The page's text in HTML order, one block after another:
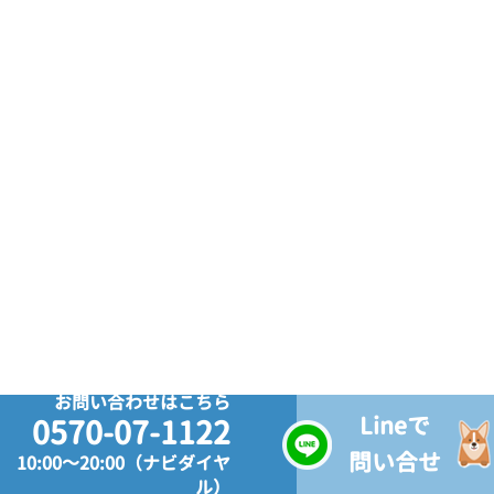
お問い合わせはこちら
0570-07-1122
10:00～20:00（ナビダイヤ
ル）
Lineで
問い合せ